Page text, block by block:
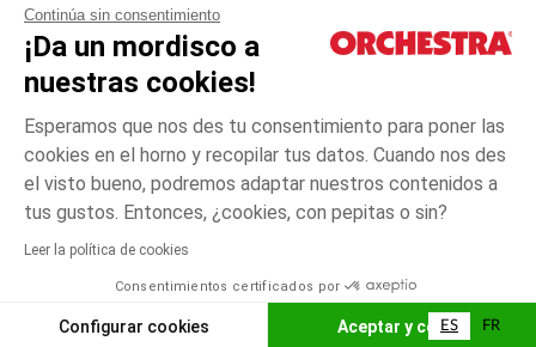
Continúa sin consentimiento
¡Da un mordisco a
nuestras cookies!
Esperamos que nos des tu consentimiento para poner las
cookies en el horno y recopilar tus datos. Cuando nos des
el visto bueno, podremos adaptar nuestros contenidos a
tus gustos. Entonces, ¿cookies, con pepitas o sin?
Leer la política de cookies
Consentimientos certificados por
Configurar cookies Aceptar y cerrar
Multicolor
talla
unica
El pago medidante
AÑADIR A LA CESTA
Condiciones generales de venta
Aviso Legal
*Condiciones de las ofertas actuales
Gestión de las cookies
Accesibilidad: no conforme
Orchestra adhiere al código de ética de la Federación Francesa de comercio
electrónico y venta a distancia (FEVAD) y al sistema de mediación de
ES FR